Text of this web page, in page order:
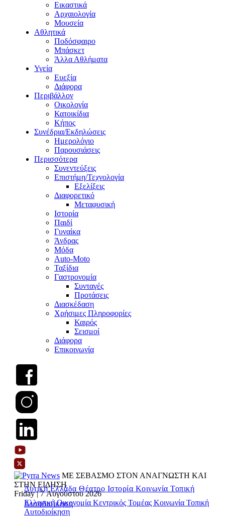
Εικαστικά
Αρχαιολογία
Μουσεία
Αθλητικά
Ποδόσφαιρο
Μπάσκετ
Άλλα Αθλήματα
Υγεία
Ευεξία
Διάφορα
Περιβάλλον
Οικολογία
Κατοικίδια
Κήπος
Συνέδρια/Εκδηλώσεις
Ημερολόγιο
Παρουσιάσεις
Περισσότερα
Συνεντεύξεις
Επιστήμη/Τεχνολογία
Εξελίξεις
Διαφορετικό
Μεταφυσική
Ιστορία
Παιδί
Γυναίκα
Άνδρας
Μόδα
Auto-Moto
Ταξίδια
Γαστρονομία
Συνταγές
Προτάσεις
Διασκέδαση
Χρήσιμες Πληροφορίες
Καιρός
Σεισμοί
Διάφορα
Επικοινωνία
ΜΕ ΣΕΒΑΣΜΟ ΣΤΟΝ ΑΝΑΓΝΩΣΤΗ ΚΑΙ
ΣΤΗΝ ΕΙΔΗΣΗ
Friday | 7 Αυγούστου 2026
Ελληνική Οικονομία Κεντρικός Τομέας Κοινωνία Τοπική
Αυτοδιοίκηση
Δυτική Ελλάδα Θέατρο Ιστορία Κοινωνία Τοπική
Αυτοδιοίκηση